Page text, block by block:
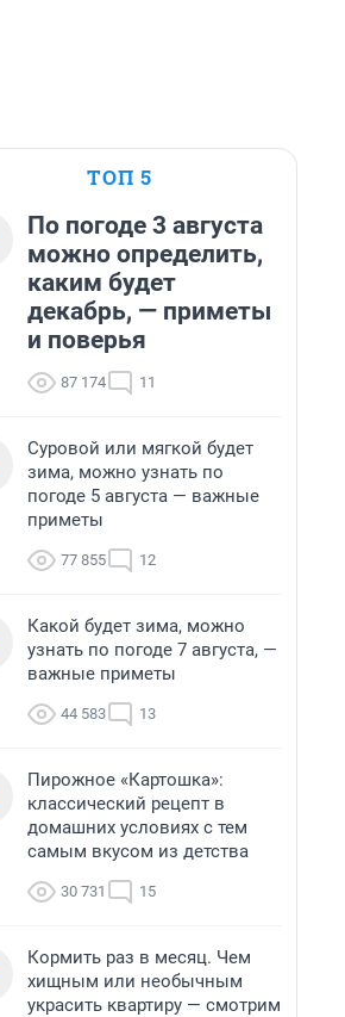
ТОП 5
По погоде 3 августа
можно определить,
каким будет
декабрь, — приметы
и поверья
87 174 11
Суровой или мягкой будет
зима, можно узнать по
погоде 5 августа — важные
приметы
77 855 12
Какой будет зима, можно
узнать по погоде 7 августа, —
важные приметы
44 583 13
Пирожное «Картошка»:
классический рецепт в
домашних условиях с тем
самым вкусом из детства
30 731 15
Кормить раз в месяц. Чем
хищным или необычным
украсить квартиру — смотрим